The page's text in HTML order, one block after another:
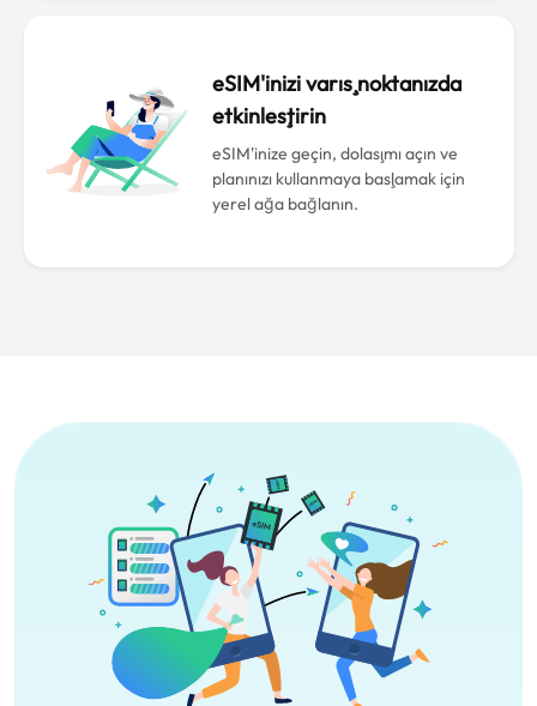
eSIM'inizi varış noktanızda
etkinleştirin
eSIM'inize geçin, dolaşımı açın ve
planınızı kullanmaya başlamak için
yerel ağa bağlanın.